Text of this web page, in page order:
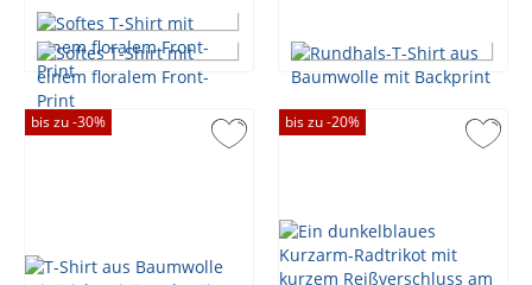
bis zu -30% bis zu -20%